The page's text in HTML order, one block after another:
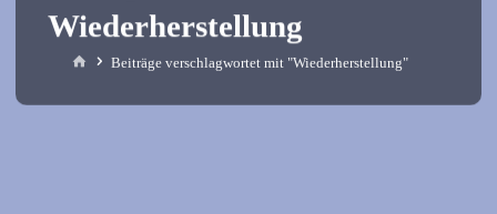
Wiederherstellung
StartBeiträge verschlagwortet mit "Wiederherstellung"